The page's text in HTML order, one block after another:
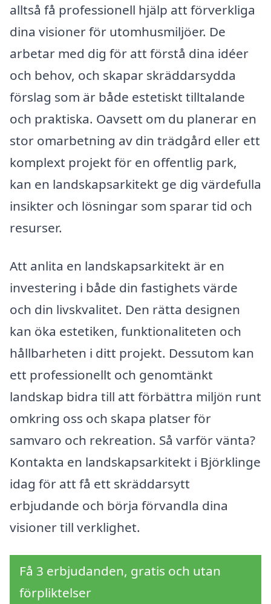
alltså få professionell hjälp att förverkliga
dina visioner för utomhusmiljöer. De
arbetar med dig för att förstå dina idéer
och behov, och skapar skräddarsydda
förslag som är både estetiskt tilltalande
och praktiska. Oavsett om du planerar en
stor omarbetning av din trädgård eller ett
komplext projekt för en offentlig park,
kan en landskapsarkitekt ge dig värdefulla
insikter och lösningar som sparar tid och
resurser.
Att anlita en landskapsarkitekt är en
investering i både din fastighets värde
och din livskvalitet. Den rätta designen
kan öka estetiken, funktionaliteten och
hållbarheten i ditt projekt. Dessutom kan
ett professionellt och genomtänkt
landskap bidra till att förbättra miljön runt
omkring oss och skapa platser för
samvaro och rekreation. Så varför vänta?
Kontakta en landskapsarkitekt i Björklinge
idag för att få ett skräddarsytt
erbjudande och börja förvandla dina
visioner till verklighet.
Få 3 erbjudanden, gratis och utan
förpliktelser